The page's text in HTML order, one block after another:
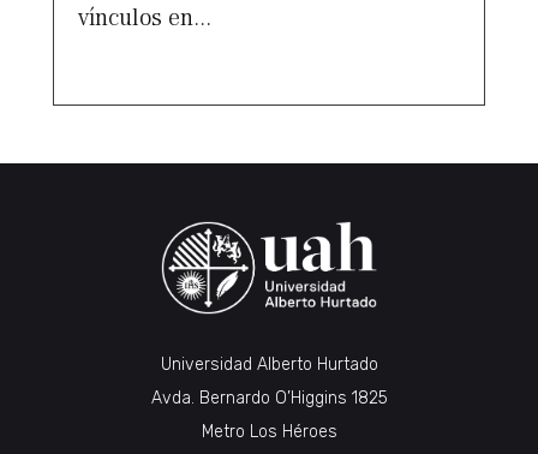
vínculos en...
Universidad Alberto Hurtado
Avda. Bernardo O’Higgins 1825
Metro Los Héroes